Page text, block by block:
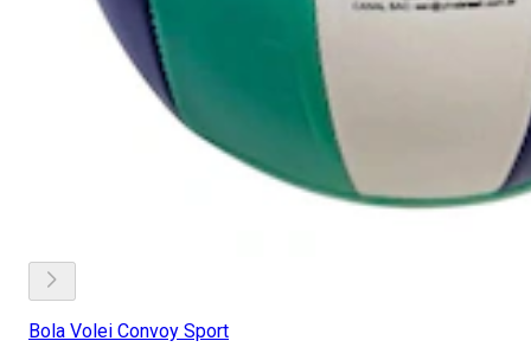
Bola Volei Convoy Sport